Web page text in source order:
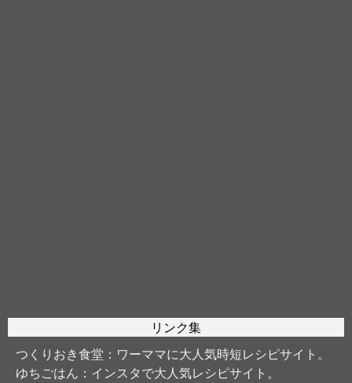
リンク集
つくりおき食堂 ：ワーママに大人気時短レシピサイト。
ゆちごはん ：インスタで大人気レシピサイト。